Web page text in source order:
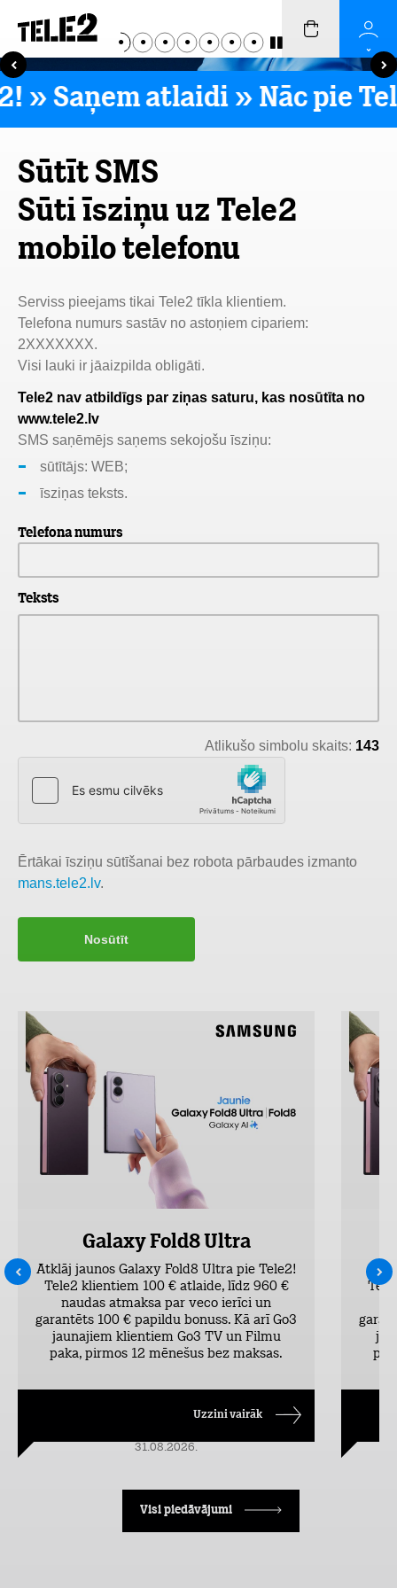
» Saņem atlaidi »Nāc pie
Sūtīt SMS
Sūti īsziņu uz Tele2
mobilo telefonu
Serviss pieejams tikai Tele2 tīkla klientiem.
Telefona numurs sastāv no astoņiem cipariem:
2XXXXXXX.
Visi lauki ir jāaizpilda obligāti.
Tele2 nav atbildīgs par ziņas saturu, kas nosūtīta no
www.tele2.lv
SMS saņēmējs saņems sekojošu īsziņu:
sūtītājs: WEB;
īsziņas teksts.
Telefona numurs
Teksts
Atlikušo simbolu skaits: 143
Ērtākai īsziņu sūtīšanai bez robota pārbaudes izmanto
mans.tele2.lv.
Nosūtīt
Galaxy Fold8 Ultra
Atklāj jaunos Galaxy Fold8 Ultra pie Tele2!
Tele2 klientiem 100 € atlaide, līdz 960 €
naudas atmaksa par veco ierīci un
garantēts 100 € papildu bonuss. Kā arī Go3
jaunajiem klientiem Go3 TV un Filmu
paka, pirmos 12 mēnešus bez maksas.
Uzzini vairāk
31.08.2026.
Visi piedāvājumi